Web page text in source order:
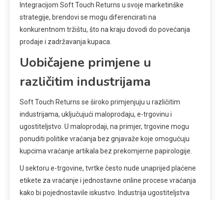
Integracijom Soft Touch Returns u svoje marketinške
strategije, brendovi se mogu diferencirati na
konkurentnom tržištu, što na kraju dovodi do povećanja
prodaje i zadržavanja kupaca.
Uobičajene primjene u
različitim industrijama
Soft Touch Returns se široko primjenjuju u različitim
industrijama, uključujući maloprodaju, e-trgovinu i
ugostiteljstvo. U maloprodaji, na primjer, trgovine mogu
ponuditi politike vraćanja bez gnjavaže koje omogućuju
kupcima vraćanje artikala bez prekomjerne papirologije.
U sektoru e-trgovine, tvrtke često nude unaprijed plaćene
etikete za vraćanje i jednostavne online procese vraćanja
kako bi pojednostavile iskustvo. Industrija ugostiteljstva